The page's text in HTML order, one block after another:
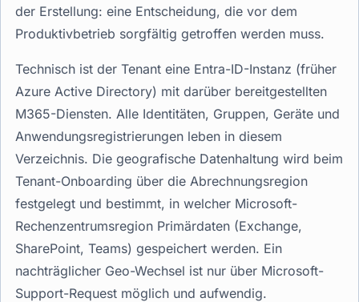
der Erstellung: eine Entscheidung, die vor dem
Produktivbetrieb sorgfältig getroffen werden muss.
Technisch ist der Tenant eine Entra-ID-Instanz (früher
Azure Active Directory) mit darüber bereitgestellten
M365-Diensten. Alle Identitäten, Gruppen, Geräte und
Anwendungsregistrierungen leben in diesem
Verzeichnis. Die geografische Datenhaltung wird beim
Tenant-Onboarding über die Abrechnungsregion
festgelegt und bestimmt, in welcher Microsoft-
Rechenzentrumsregion Primärdaten (Exchange,
SharePoint, Teams) gespeichert werden. Ein
nachträglicher Geo-Wechsel ist nur über Microsoft-
Support-Request möglich und aufwendig.